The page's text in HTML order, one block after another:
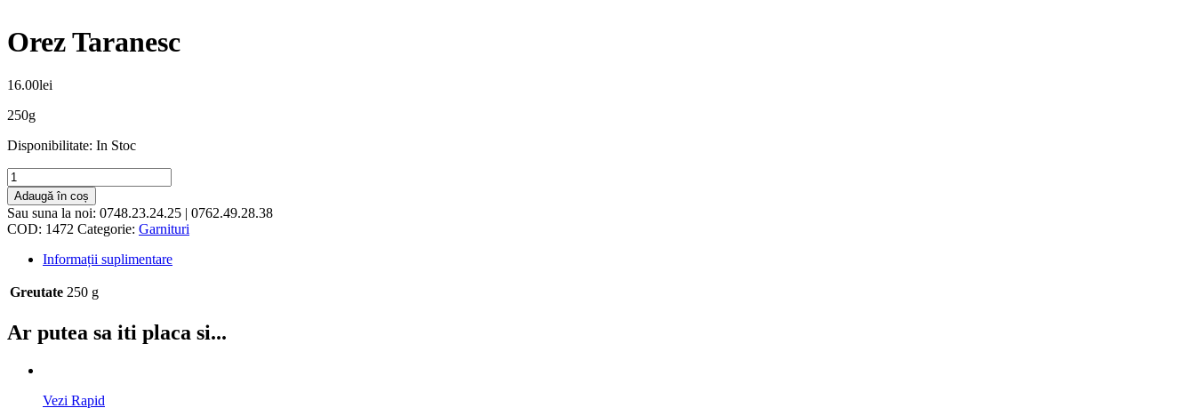
Orez Taranesc
16.00lei
250g
Disponibilitate: In Stoc
Adaugă în coș
Sau suna la noi: 0748.23.24.25 | 0762.49.28.38
COD: 1472 Categorie: Garnituri
Informații suplimentare
Greutate 250 g
Ar putea sa iti placa si...
Vezi Rapid